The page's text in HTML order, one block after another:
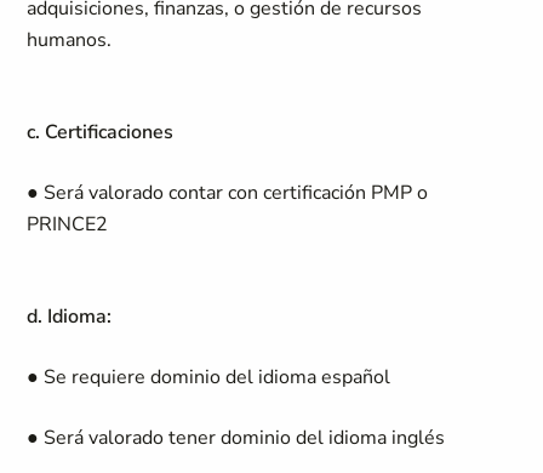
adquisiciones, finanzas, o gestión de recursos
humanos.
c. Certificaciones
● Será valorado contar con certificación PMP o
PRINCE2
d. Idioma:
● Se requiere dominio del idioma español
● Será valorado tener dominio del idioma inglés